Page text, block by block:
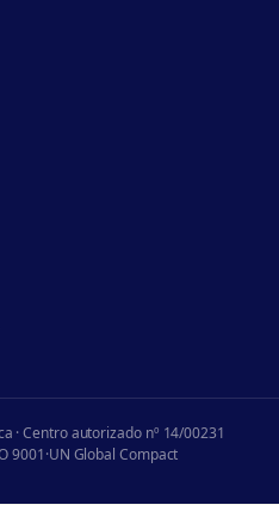
· Centro autorizado nº 14/00231
9001·UN Global Compact